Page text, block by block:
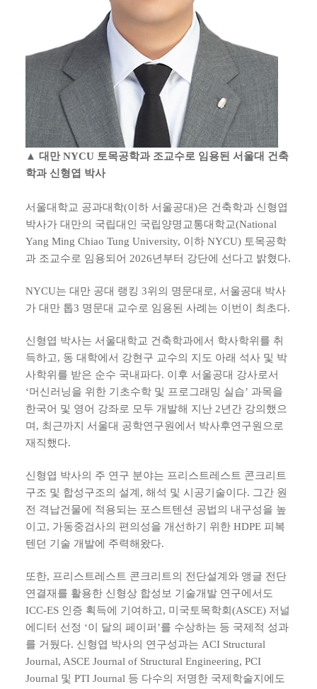
▲ 대만 NYCU 토목공학과 조교수로 임용된 서울대 건축
학과 신형엽 박사
서울대학교 공과대학(이하 서울공대)은 건축학과 신형엽
박사가 대만의 국립대인 국립양명교통대학교(National
Yang Ming Chiao Tung University, 이하 NYCU) 토목공학
과 조교수로 임용되어 2026년부터 강단에 선다고 밝혔다.
NYCU는 대만 공대 랭킹 3위의 명문대로, 서울공대 박사
가 대만 톱3 명문대 교수로 임용된 사례는 이번이 최초다.
신형엽 박사는 서울대학교 건축학과에서 학사학위를 취
득하고, 동 대학에서 강현구 교수의 지도 아래 석사 및 박
사학위를 받은 순수 국내파다. 이후 서울공대 강사로서
‘머신러닝을 위한 기초수학 및 프로그래밍 실습’ 과목을
한국어 및 영어 강좌로 모두 개발해 지난 2년간 강의했으
며, 최근까지 서울대 공학연구원에서 박사후연구원으로
재직했다.
신형엽 박사의 주 연구 분야는 프리스트레스트 콘크리트
구조 및 합성구조의 설계, 해석 및 시공기술이다. 그간 원
전 격납건물에 적용되는 포스트텐션 공법의 내구성을 높
이고, 가동중검사의 편의성을 개선하기 위한 HDPE 피복
텐던 기술 개발에 주력해왔다.
또한, 프리스트레스트 콘크리트의 전단설계와 앵글 전단
연결재를 활용한 신형상 합성보 기술개발 연구에서도
ICC-ES 인증 획득에 기여하고, 미국토목학회(ASCE) 저널
에디터 선정 ‘이 달의 페이퍼’를 수상하는 등 국제적 성과
를 거뒀다. 신형엽 박사의 연구성과는 ACI Structural
Journal, ASCE Journal of Structural Engineering, PCI
Journal 및 PTI Journal 등 다수의 저명한 국제학술지에도